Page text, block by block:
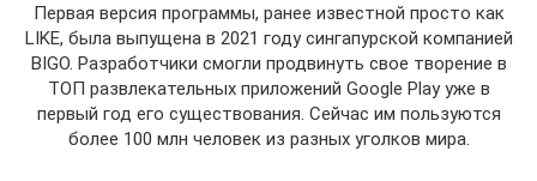
Первая версия программы, ранее известной просто как
LIKE, была выпущена в 2021 году сингапурской компанией
BIGO. Разработчики смогли продвинуть свое творение в
ТОП развлекательных приложений Google Play уже в
первый год его существования. Сейчас им пользуются
более 100 млн человек из разных уголков мира.